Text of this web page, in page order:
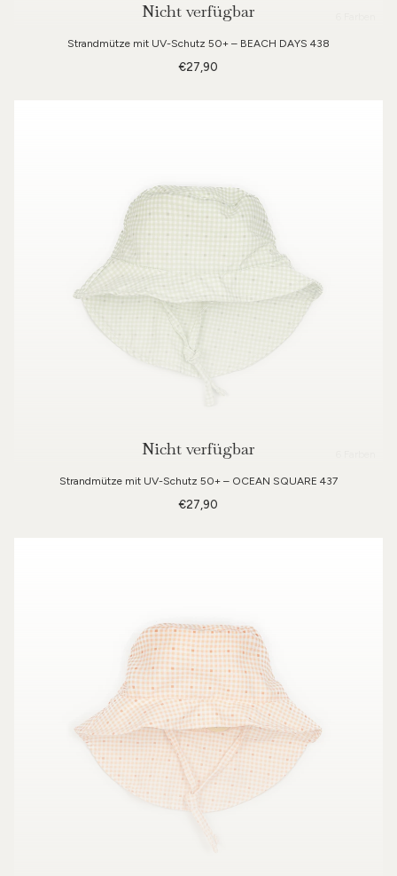
Nicht verfügbar
Strandmütze mit UV-Schutz 50+ – BEACH DAYS 438
€27,90
Nicht verfügbar
Strandmütze mit UV-Schutz 50+ – OCEAN SQUARE 437
€27,90